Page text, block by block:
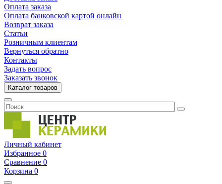
Оплата заказа
Оплата банковской картой онлайн
Возврат заказа
Статьи
Розничным клиентам
Вернуться обратно
Контакты
Задать вопрос
Заказать звонок
Каталог товаров
Личный кабинет
Избранное 0
Сравнение 0
Корзина 0